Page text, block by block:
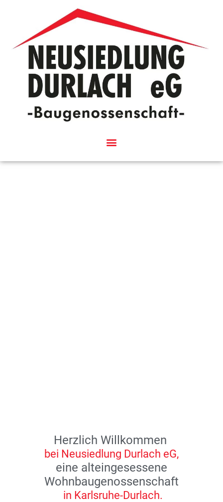
Herzlich Willkommen
bei Neusiedlung Durlach eG,
eine alteingesessene
Wohnbaugenossenschaft
in Karlsruhe-Durlach.